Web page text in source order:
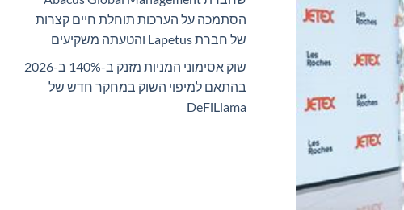
הסתמכה על הערכות תוחלת חיים קצרות
של חברת Lapetus והטעתה משקיעים
שוק אסימוני המניות מזנק ב-140% ב-2026
בהתאם למיפוי השוק במחקר חדש של
DeFiLlama